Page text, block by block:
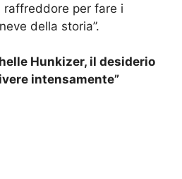
per fare i
della storia”.
Hunkizer, il desiderio
intensamente”